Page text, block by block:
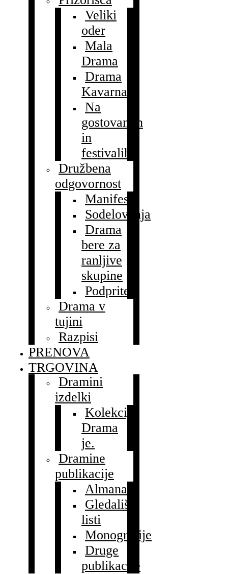
Veliki
oder
Mala
Drama
Drama
Kavarna
Na
gostovanjih
in
festivalih
Družbena
odgovornost
Manifest
Sodelovanja
Drama
bere za
ranljive
skupine
Podprite!
Drama v
tujini
Razpisi
PRENOVA
TRGOVINA
Dramini
izdelki
Kolekcija
Drama
je.
Dramine
publikacije
Almanah
Gledališki
listi
Monografije
Druge
publikacije